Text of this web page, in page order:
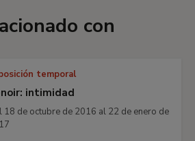
con
temporal
intimidad
18 de octubre de 2016 al 22 de enero de